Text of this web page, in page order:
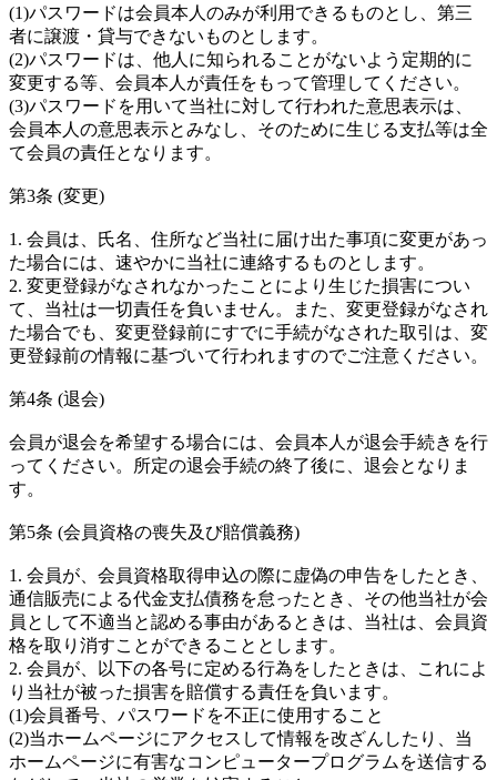
(1)パスワードは会員本人のみが利用できるものとし、第三
者に譲渡・貸与できないものとします。
(2)パスワードは、他人に知られることがないよう定期的に
変更する等、会員本人が責任をもって管理してください。
(3)パスワードを用いて当社に対して行われた意思表示は、
会員本人の意思表示とみなし、そのために生じる支払等は全
て会員の責任となります。
第3条 (変更)
1. 会員は、氏名、住所など当社に届け出た事項に変更があっ
た場合には、速やかに当社に連絡するものとします。
2. 変更登録がなされなかったことにより生じた損害につい
て、当社は一切責任を負いません。また、変更登録がなされ
た場合でも、変更登録前にすでに手続がなされた取引は、変
更登録前の情報に基づいて行われますのでご注意ください。
第4条 (退会)
会員が退会を希望する場合には、会員本人が退会手続きを行
ってください。所定の退会手続の終了後に、退会となりま
す。
第5条 (会員資格の喪失及び賠償義務)
1. 会員が、会員資格取得申込の際に虚偽の申告をしたとき、
通信販売による代金支払債務を怠ったとき、その他当社が会
員として不適当と認める事由があるときは、当社は、会員資
格を取り消すことができることとします。
2. 会員が、以下の各号に定める行為をしたときは、これによ
り当社が被った損害を賠償する責任を負います。
(1)会員番号、パスワードを不正に使用すること
(2)当ホームページにアクセスして情報を改ざんしたり、当
ホームページに有害なコンピュータープログラムを送信する